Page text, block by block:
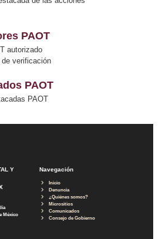
PAOT
autorizado
verificación
PAOT
PAOT
Y
México
Navegación
Inicio
Denuncia
¿Quiénes somos?
Micrositios
Comunicados
Consejo de Gobierno